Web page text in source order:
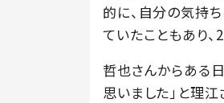
的に、自分の気持
ていたこともあり
哲也さんからある
思いました」と理